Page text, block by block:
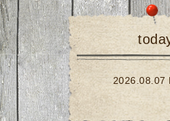
2026.08.07